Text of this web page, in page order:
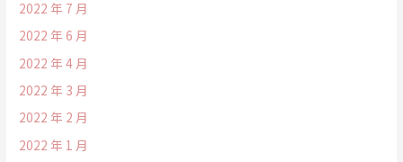
2022 年 7 月
2022 年 6 月
2022 年 4 月
2022 年 3 月
2022 年 2 月
2022 年 1 月